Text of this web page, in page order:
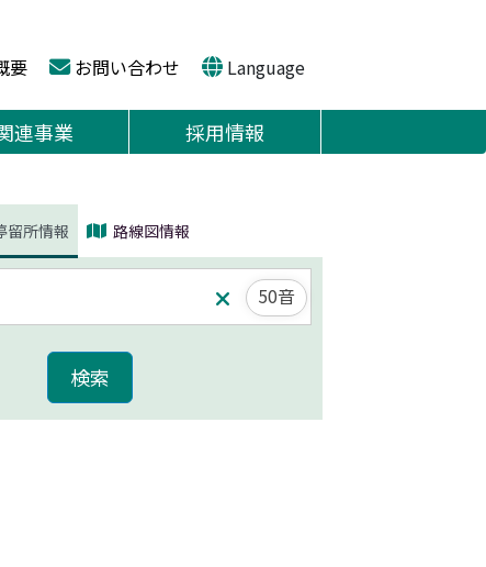
要 お問い合わせ Language
連事業 採用情報
留所情報 路線図情報
50音